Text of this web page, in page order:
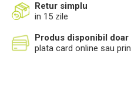
Retur simplu
in 15 zile
Produs disponibil doar
plata card online sau